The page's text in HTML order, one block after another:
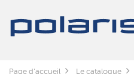
Page d'accueil Le catalogue